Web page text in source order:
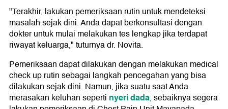
"Terakhir, lakukan pemeriksaan rutin untuk mendeteksi
masalah sejak dini. Anda dapat berkonsultasi dengan
dokter untuk mulai melakukan tes lengkap jika terdapat
riwayat keluarga," tuturnya dr. Novita.
Pemeriksaan dapat dilakukan dengan melakukan medical
check up rutin sebagai langkah pencegahan yang bisa
dilakukan sejak dini. Namun, jika suatu saat Anda
merasakan keluhan seperti nyeri dada, sebaiknya segera